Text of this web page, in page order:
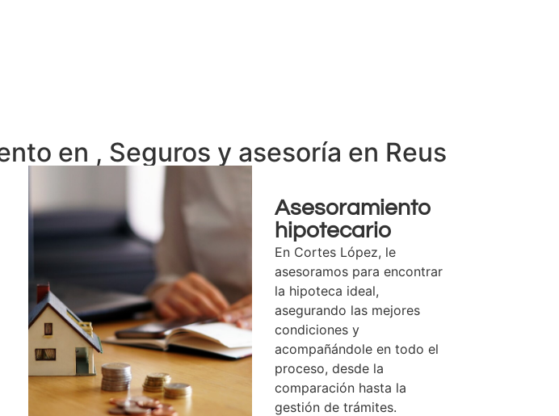
en , Seguros y asesoría en Reus
Asesoramiento
hipotecario
En Cortes López, le
asesoramos para encontrar
la hipoteca ideal,
asegurando las mejores
condiciones y
acompañándole en todo el
proceso, desde la
comparación hasta la
gestión de trámites.